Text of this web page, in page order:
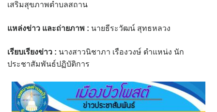
กองสาธารณสุขฯ
การเปิดเผยข้อมูลข่าวสารปี 2566 integrity transparency
assessment ITA2023
ข้อกำหนดการใช้งาน
ข้อมูลประชากร
เสริมสุขภาพตำบลสถาน
แหล่งข่าว และถ่ายภาพ : นายธีระวัฒน์ สุทธหลวง
เรียบเรียงข่าว : นางสาวนิชาภา เรืองวงษ์ ตำแหน่ง นัก
ประชาสัมพันธ์ปฏิบัติการ